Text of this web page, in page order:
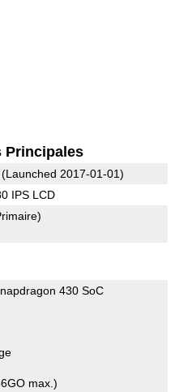
Principales
(Launched 2017-01-01)
IPS LCD
430 SoC
max.)